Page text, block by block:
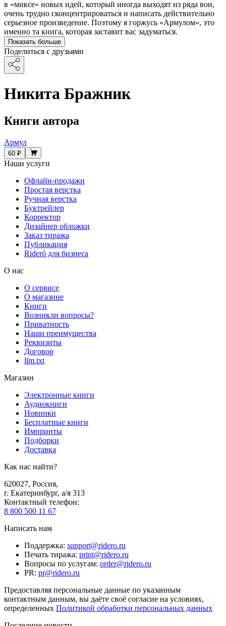
в «миксе» новых идей, который иногда выходят из ряда вон,
очень трудно сконцентрироваться и написать действительно
серьезное произведение. Поэтому я горжусь «Армулом», это
именно та книга, которая заставит вас задуматься.
Показать больше
Поделиться с друзьями
Никита Бражник
Книги автора
Армул
60 ₽
Наши услуги
Офлайн-продажи
Простая верстка
Ручная верстка
Буктрейлер
Корректор
Дизайнер обложки
Заказ тиража
Публикация
Rideró для бизнеса
О нас
О сервисе
О магазине
Книги
Возникли вопросы?
Приватность
Наши преимущества
Реквизиты
Договор
llm.txt
Магазин
Электронные книги
Аудиокниги
Новинки
Бесплатные книги
Импринты
Подборки
Доставка
Как нас найти?
620027, Россия,
г. Екатеринбург, а/я 313
Контактный телефон:
8 800 500 11 67
Написать нам
Поддержка: support@ridero.ru
Печать тиража: print@ridero.ru
Вопросы по услугам: order@ridero.ru
PR: pr@ridero.ru
Предоставляя персональные данные по указанным
контактным данным, вы даёте своё согласие на условиях,
определенных Политикой обработки персональных данных